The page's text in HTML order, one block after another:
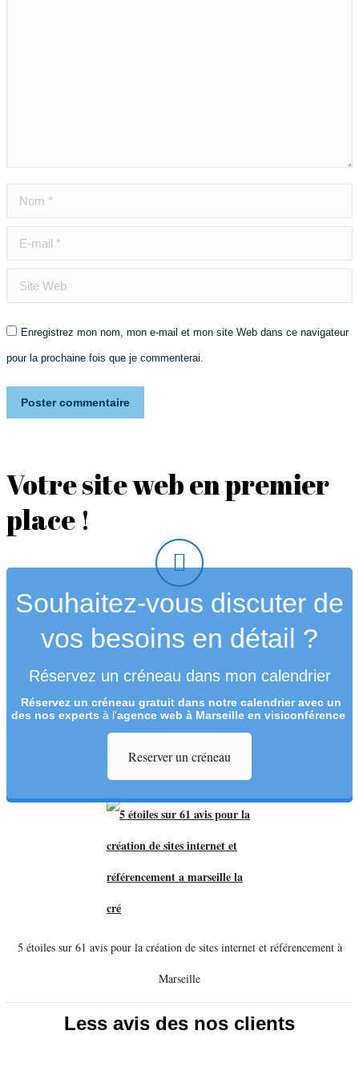
Nom *
E-mail *
Site Web
Enregistrez mon nom, mon e-mail et mon site Web dans ce navigateur
pour la prochaine fois que je commenterai.
Poster commentaire
Votre site web en premier
place !
Souhaitez-vous discuter de
vos besoins en détail ?
Réservez un créneau dans mon calendrier
Réservez un créneau gratuit dans notre calendrier avec un
des nos experts à l'agence web à Marseille en visiconférence
Reserver un créneau
5 étoiles sur 61 avis pour la création de sites internet et référencement à
Marseille
Less avis des nos clients